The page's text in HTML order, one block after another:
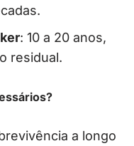
: 10 a 20 anos,
residual.
a longo